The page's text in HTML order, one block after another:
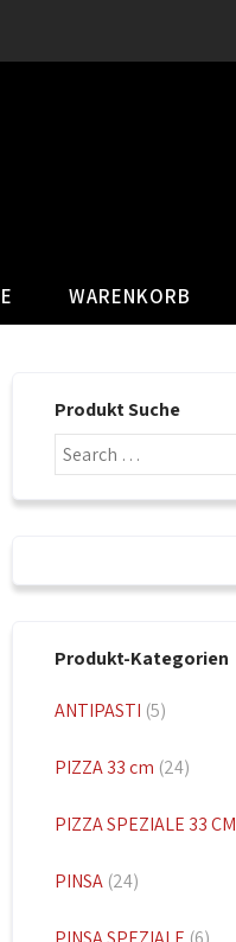
WARENKORB
Produkt Suche
Produkt-Kategorien
ANTIPASTI (5)
PIZZA 33 cm (24)
PIZZA SPEZIALE 33 CM
PINSA (24)